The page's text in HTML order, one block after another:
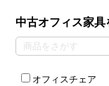
中古オフィス家具
オフィスチェア